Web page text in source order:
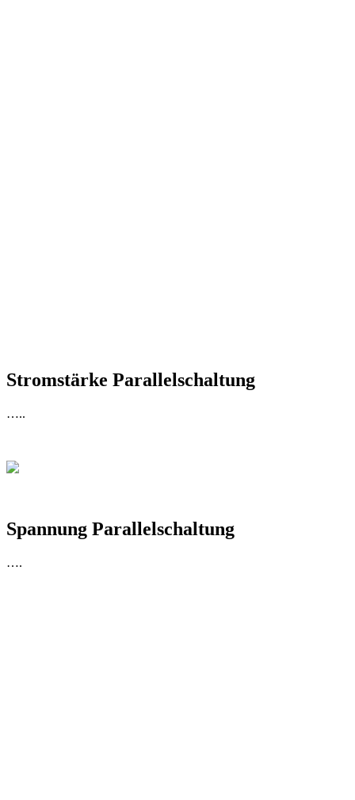
Stromstärke Parallelschaltung
…..
Spannung Parallelschaltung
….